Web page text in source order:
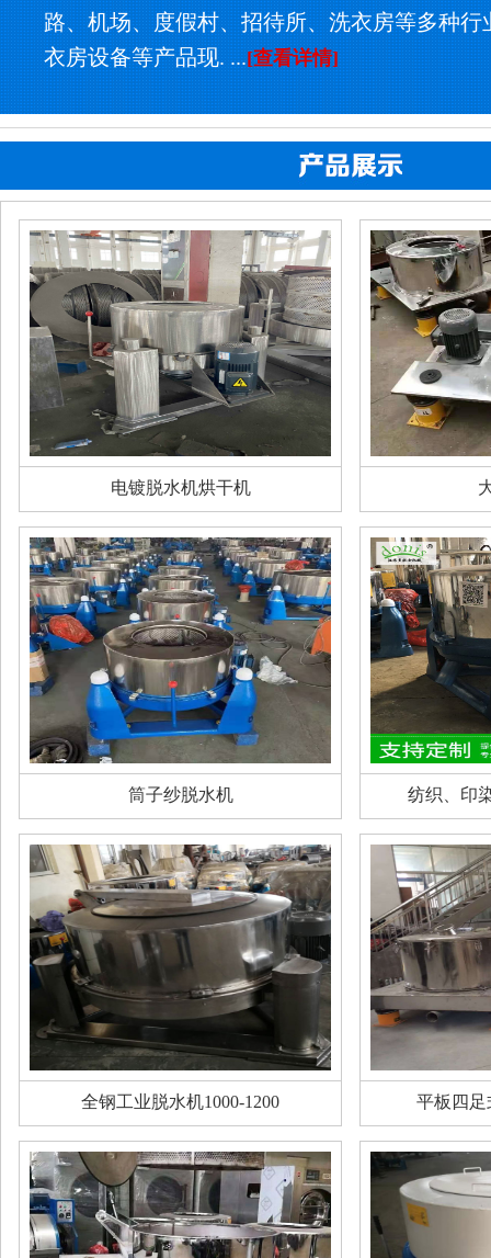
路、机场、度假村、招待所、洗衣房等多种行
衣房设备等产品现. ...[查看详情]
电镀脱水机烘干机
筒子纱脱水机 纺织、印
全钢工业脱水机1000-1200 平板四足